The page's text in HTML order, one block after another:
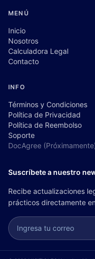
MENÚ
Inicio
Nosotros
Calculadora Legal
Contacto
INFO
Términos y Condiciones
Política de Privacidad
Política de Reembolso
Soporte
DocAgree
Suscríbete a nuestro
Recibe actualizaciones
prácticos directamente